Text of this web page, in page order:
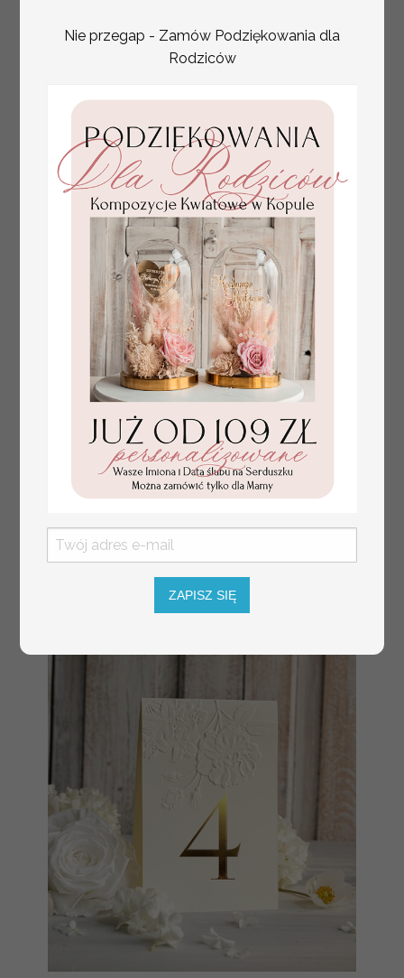
Fajne pomysły na prezent dla
Mamy, podziękowanie dla Mamy na
weselu, box prezentowy dla mamy,
zestawy prezentowe dla Mamy
tłoczone winietki ślubne,
na stół weselny, złote
lub srebrne napisy
tłoczone kwiaty na
Promocja:
Nie przegap - Zamów Podziękowania dla
Rodziców
ZAPISZ SIĘ